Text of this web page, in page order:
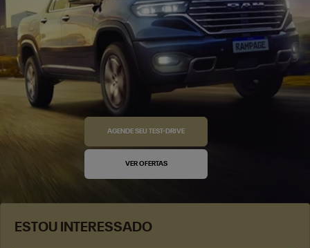
ESTOU INTERESSADO
AGENDE SEU TEST-DRIVE
VER OFERTAS